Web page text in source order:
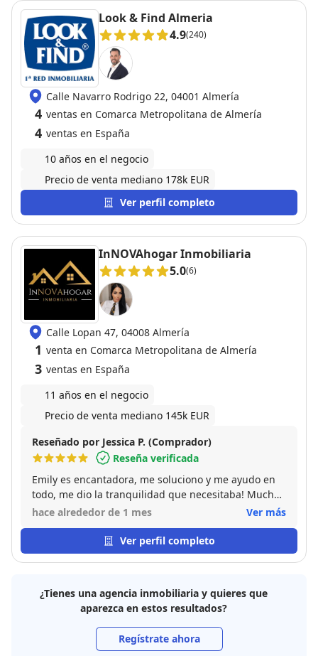
Look & Find Almeria
4.9(240)
Calle Navarro Rodrigo 22, 04001 Almería
4 ventas en Comarca Metropolitana de Almería
4 ventas en España
10 años en el negocio
Precio de venta mediano 178k EUR
Ver perfil completo
InNOVAhogar Inmobiliaria
5.0(6)
Calle Lopan 47, 04008 Almería
1 venta en Comarca Metropolitana de Almería
3 ventas en España
11 años en el negocio
Precio de venta mediano 145k EUR
Reseñado por Jessica P. (Comprador)
Reseña verificada
Emily es encantadora, me soluciono y me ayudo en
todo, me dio la tranquilidad que necesitaba! Muchas
gracias!!!
hace alrededor de 1 mes Ver más
Ver perfil completo
¿Tienes una agencia inmobiliaria y quieres que
aparezca en estos resultados?
Regístrate ahora